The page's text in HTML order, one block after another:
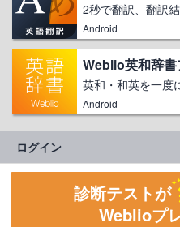
2秒で翻訳、翻訳
Android
Weblio英和辞書
英和・和英を一度
Android
ログイン
診断テストが
Weblioプ